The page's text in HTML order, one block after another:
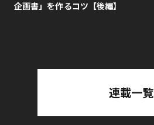
企画書」を作るコツ【後編】
連載一覧